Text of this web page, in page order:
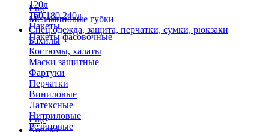
120л
160,180,240л
Пакеты
Пакеты фасовочные
Еще
Меламиновые губки
Спец.одежда, защита, перчатки, сумки, рюкзаки
Бахилы
Костюмы, халаты
Маски защитные
Фартуки
Перчатки
Виниловые
Латексные
Нитриловые
Резиновые
Еще
Хорека